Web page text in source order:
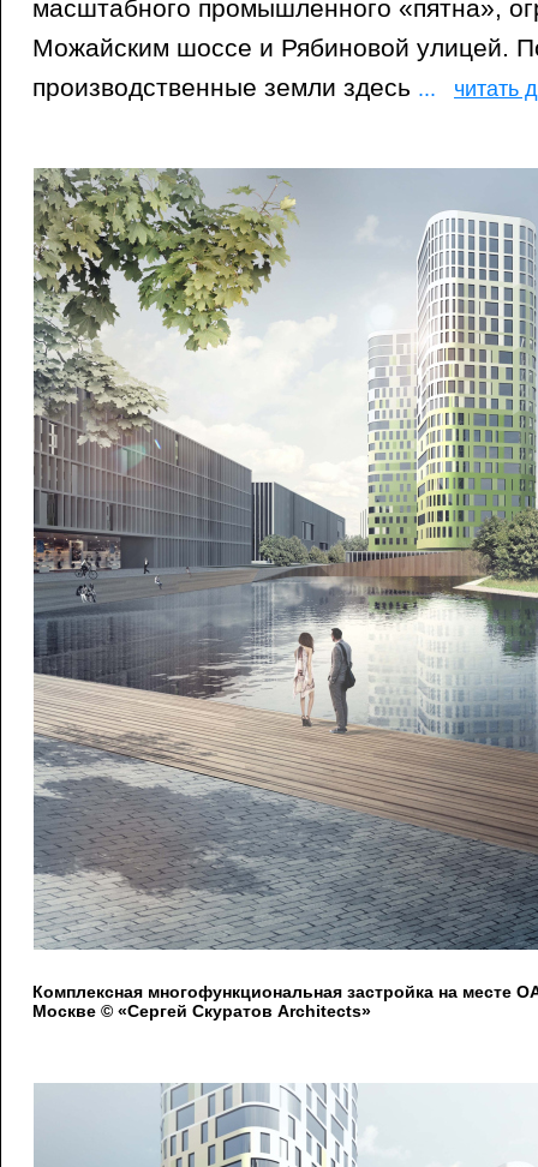
масштабного промышленного «пятна»,
Можайским шоссе и Рябиновой улицей.
производственные земли здесь ... читать
Комплексная многофункциональная застройка на месте
Москве © «Сергей Скуратов Architects»